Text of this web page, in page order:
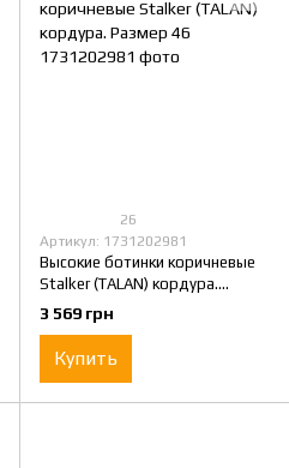
26
Артикул: 1731202981
Высокие ботинки коричневые
Stalker (TALAN) кордура.
Размер 46
3 569 грн
Купить